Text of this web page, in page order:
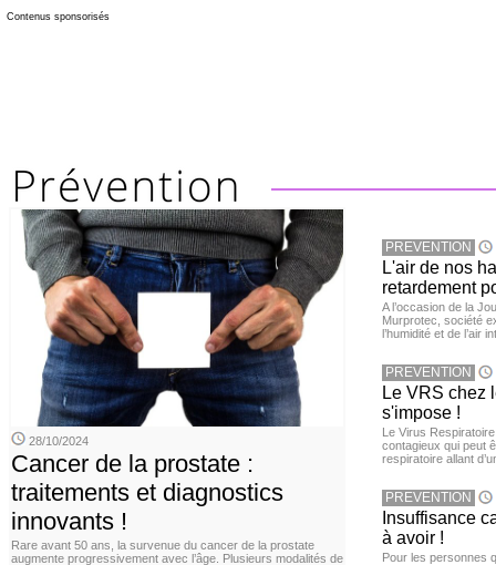
Contenus sponsorisés
28/10/2024
Cancer de la prostate :
traitements et diagnostics
innovants !
Rare avant 50 ans, la survenue du cancer de la prostate
augmente progressivement avec l’âge. Plusieurs modalités de
PREVENTION
L'air de nos
retardement
A l’occasion de la
Murprotec, société
l’humidité et de l’air
PREVENTION
Le VRS chez
s'impose !
Le Virus
contagieux qui peut
respiratoire allant
PREVENTION
Insuffisance
à avoir !
Pour les personnes